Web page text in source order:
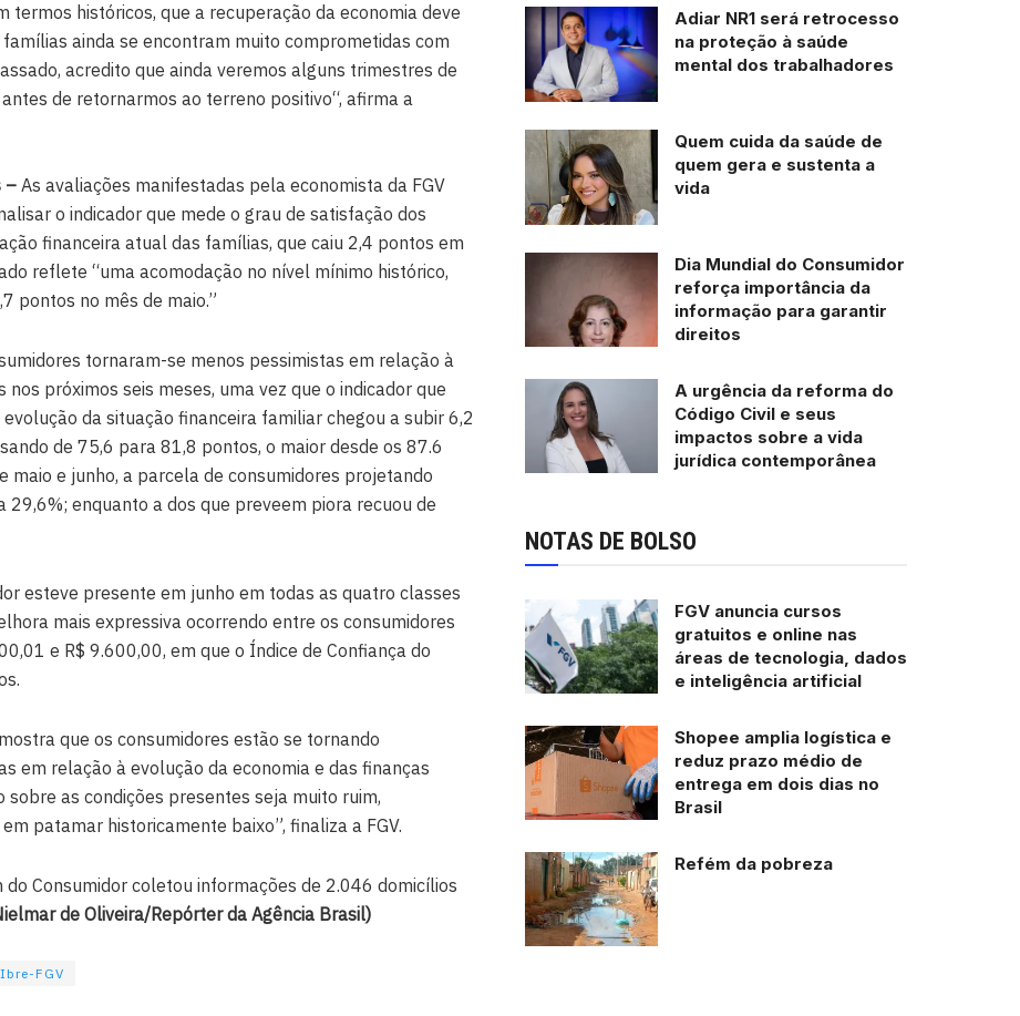
termos históricos, que a recuperação da economia deve
ainda se encontram muito comprometidas com
acredito que ainda veremos alguns trimestres de
de retornarmos ao terreno positivo“, afirma a
– As avaliações manifestadas pela economista da FGV
o indicador que mede o grau de satisfação dos
financeira atual das famílias, que caiu 2,4 pontos em
reflete “uma acomodação no nível mínimo histórico,
pontos no mês de maio.”
tornaram-se menos pessimistas em relação à
próximos seis meses, uma vez que o indicador que
da situação financeira familiar chegou a subir 6,2
de 75,6 para 81,8 pontos, o maior desde os 87.6
maio e junho, a parcela de consumidores projetando
29,6%; enquanto a dos que preveem piora recuou de
esteve presente em junho em todas as quatro classes
mais expressiva ocorrendo entre os consumidores
e R$ 9.600,00, em que o Índice de Confiança do
que os consumidores estão se tornando
em relação à evolução da economia e das finanças
sobre as condições presentes seja muito ruim,
patamar historicamente baixo”, finaliza a FGV.
do Consumidor coletou informações de 2.046 domicílios
de Oliveira/Repórter da Agência Brasil)
Ibre-FGV
Adiar NR1 será retrocesso
na proteção à saúde
mental dos trabalhadores
Quem cuida da saúde de
quem gera e sustenta a
vida
Dia Mundial do Consumidor
reforça importância da
informação para garantir
direitos
A urgência da reforma do
Código Civil e seus
impactos sobre a vida
jurídica contemporânea
NOTAS DE BOLSO
FGV anuncia cursos
gratuitos e online nas
áreas de tecnologia, dados
e inteligência artificial
Shopee amplia logística e
reduz prazo médio de
entrega em dois dias no
Brasil
Refém da pobreza